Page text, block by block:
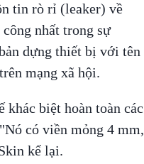
tin rò rỉ (leaker) về
nhất trong sự
dựng thiết bị với tên
mạng xã hội.
khác biệt hoàn toàn các
có viền mỏng 4 mm,
kể lại.